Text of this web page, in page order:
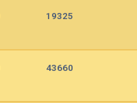
19325
43660